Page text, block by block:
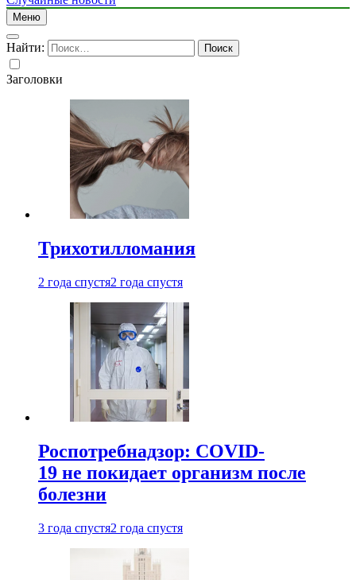
Меню
Найти:
Заголовки
Трихотилломания
2 года спустя2 года спустя
Роспотребнадзор: COVID-
19 не покидает организм после
болезни
3 года спустя2 года спустя